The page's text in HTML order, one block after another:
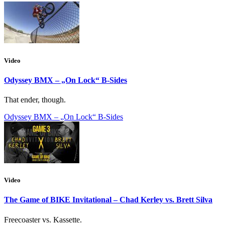
Video
Odyssey BMX – „On Lock“ B-Sides
That ender, though.
Odyssey BMX – „On Lock“ B-Sides
Video
The Game of BIKE Invitational – Chad Kerley vs. Brett Silva
Freecoaster vs. Kassette.